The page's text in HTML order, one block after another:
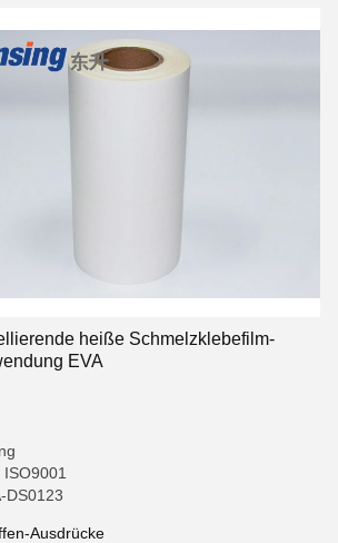
heiße Schmelzklebefilm-
EVA
DS0123
Ausdrücke